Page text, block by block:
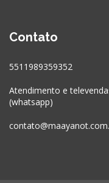
Contato
5511989359352
Atendimento e
(whatsapp)